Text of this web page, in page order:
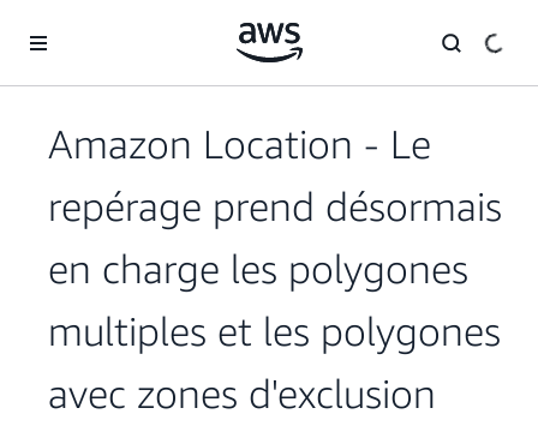
Amazon Location - Le
repérage prend désormais
en charge les polygones
multiples et les polygones
avec zones d'exclusion